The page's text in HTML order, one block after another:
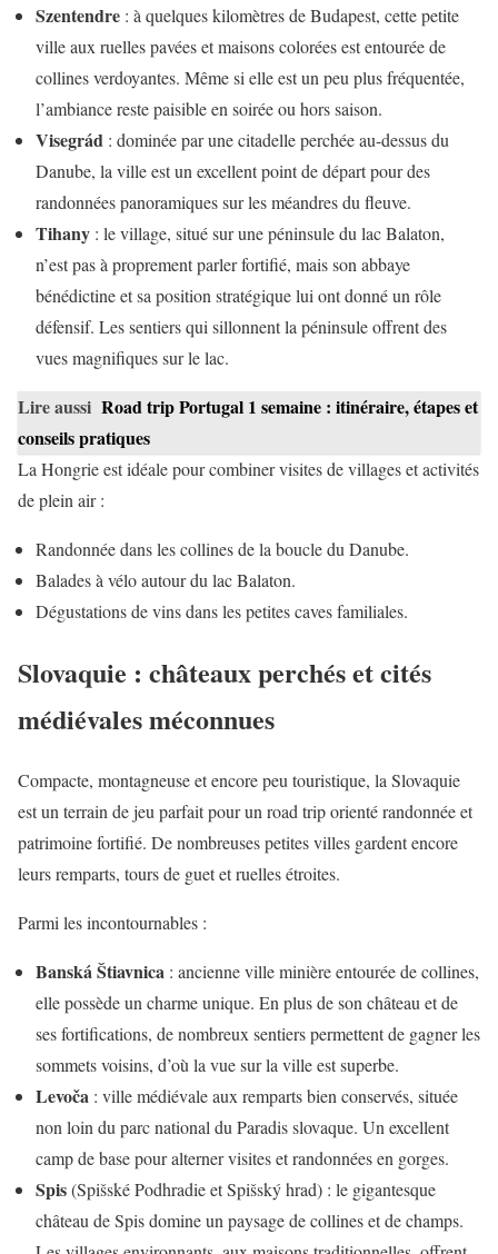
Szentendre : à quelques kilomètres de Budapest, cette petite
ville aux ruelles pavées et maisons colorées est entourée de
collines verdoyantes. Même si elle est un peu plus fréquentée,
l’ambiance reste paisible en soirée ou hors saison.
Visegrád : dominée par une citadelle perchée au-dessus du
Danube, la ville est un excellent point de départ pour des
randonnées panoramiques sur les méandres du fleuve.
Tihany : le village, situé sur une péninsule du lac Balaton,
n’est pas à proprement parler fortifié, mais son abbaye
bénédictine et sa position stratégique lui ont donné un rôle
défensif. Les sentiers qui sillonnent la péninsule offrent des
vues magnifiques sur le lac.
Lire aussi Road trip Portugal 1 semaine : itinéraire, étapes et
conseils pratiques
La Hongrie est idéale pour combiner visites de villages et activités
de plein air :
Randonnée dans les collines de la boucle du Danube.
Balades à vélo autour du lac Balaton.
Dégustations de vins dans les petites caves familiales.
Slovaquie : châteaux perchés et cités
médiévales méconnues
Compacte, montagneuse et encore peu touristique, la Slovaquie
est un terrain de jeu parfait pour un road trip orienté randonnée et
patrimoine fortifié. De nombreuses petites villes gardent encore
leurs remparts, tours de guet et ruelles étroites.
Parmi les incontournables :
Banská Štiavnica : ancienne ville minière entourée de collines,
elle possède un charme unique. En plus de son château et de
ses fortifications, de nombreux sentiers permettent de gagner les
sommets voisins, d’où la vue sur la ville est superbe.
Levoča : ville médiévale aux remparts bien conservés, située
non loin du parc national du Paradis slovaque. Un excellent
camp de base pour alterner visites et randonnées en gorges.
Spis(Spišské Podhradie et Spišský hrad) : le gigantesque
château de Spis domine un paysage de collines et de champs.